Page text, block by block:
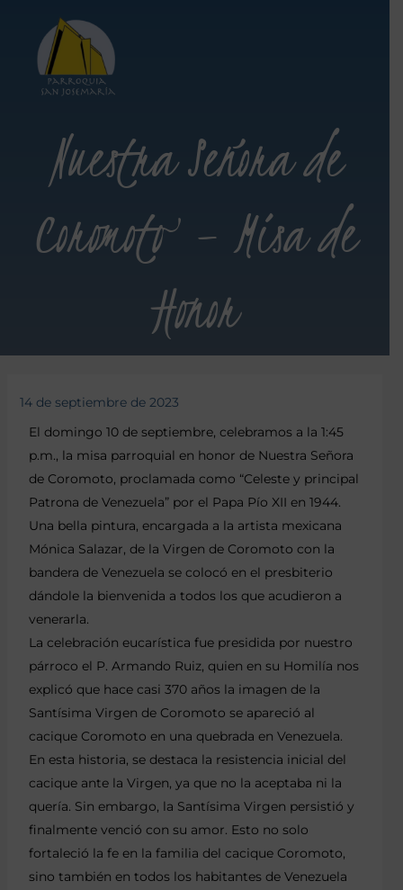
Nuestra Señora de
Coromoto – Misa de
Honor
14 de septiembre de 2023
El domingo 10 de septiembre, celebramos a la 1:45
p.m., la misa parroquial en honor de Nuestra Señora
de Coromoto, proclamada como “Celeste y principal
Patrona de Venezuela” por el Papa Pío XII en 1944.
Una bella pintura, encargada a la artista mexicana
Mónica Salazar, de la Virgen de Coromoto con la
bandera de Venezuela se colocó en el presbiterio
dándole la bienvenida a todos los que acudieron a
venerarla.
La celebración eucarística fue presidida por nuestro
párroco el P. Armando Ruiz, quien en su Homilía nos
explicó que hace casi 370 años la imagen de la
Santísima Virgen de Coromoto se apareció al
cacique Coromoto en una quebrada en Venezuela.
En esta historia, se destaca la resistencia inicial del
cacique ante la Virgen, ya que no la aceptaba ni la
quería. Sin embargo, la Santísima Virgen persistió y
finalmente venció con su amor. Esto no solo
fortaleció la fe en la familia del cacique Coromoto,
sino también en todos los habitantes de Venezuela